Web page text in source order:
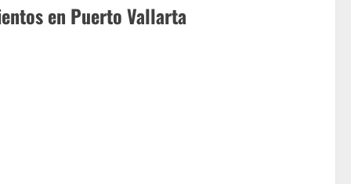
en Puerto Vallarta